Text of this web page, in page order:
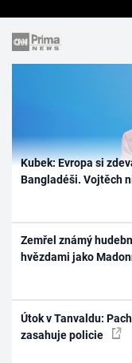
Kubek: Evropa si
Bangladéši. Vojtěch
Zemřel známý
hvězdami jako
Útok v Tanvaldu:
zasahuje policie